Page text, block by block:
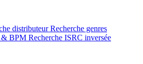
distributeur Recherche genres
& BPM Recherche ISRC inversée